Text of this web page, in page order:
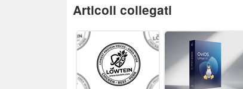
Articoli collegati